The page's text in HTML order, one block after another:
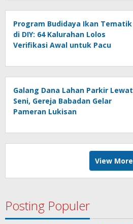
Program Budidaya Ikan Tematik
di DIY: 64 Kalurahan Lolos
Verifikasi Awal untuk Pacu
Galang Dana Lahan Parkir Lewat
Seni, Gereja Babadan Gelar
Pameran Lukisan
View More
Posting Populer